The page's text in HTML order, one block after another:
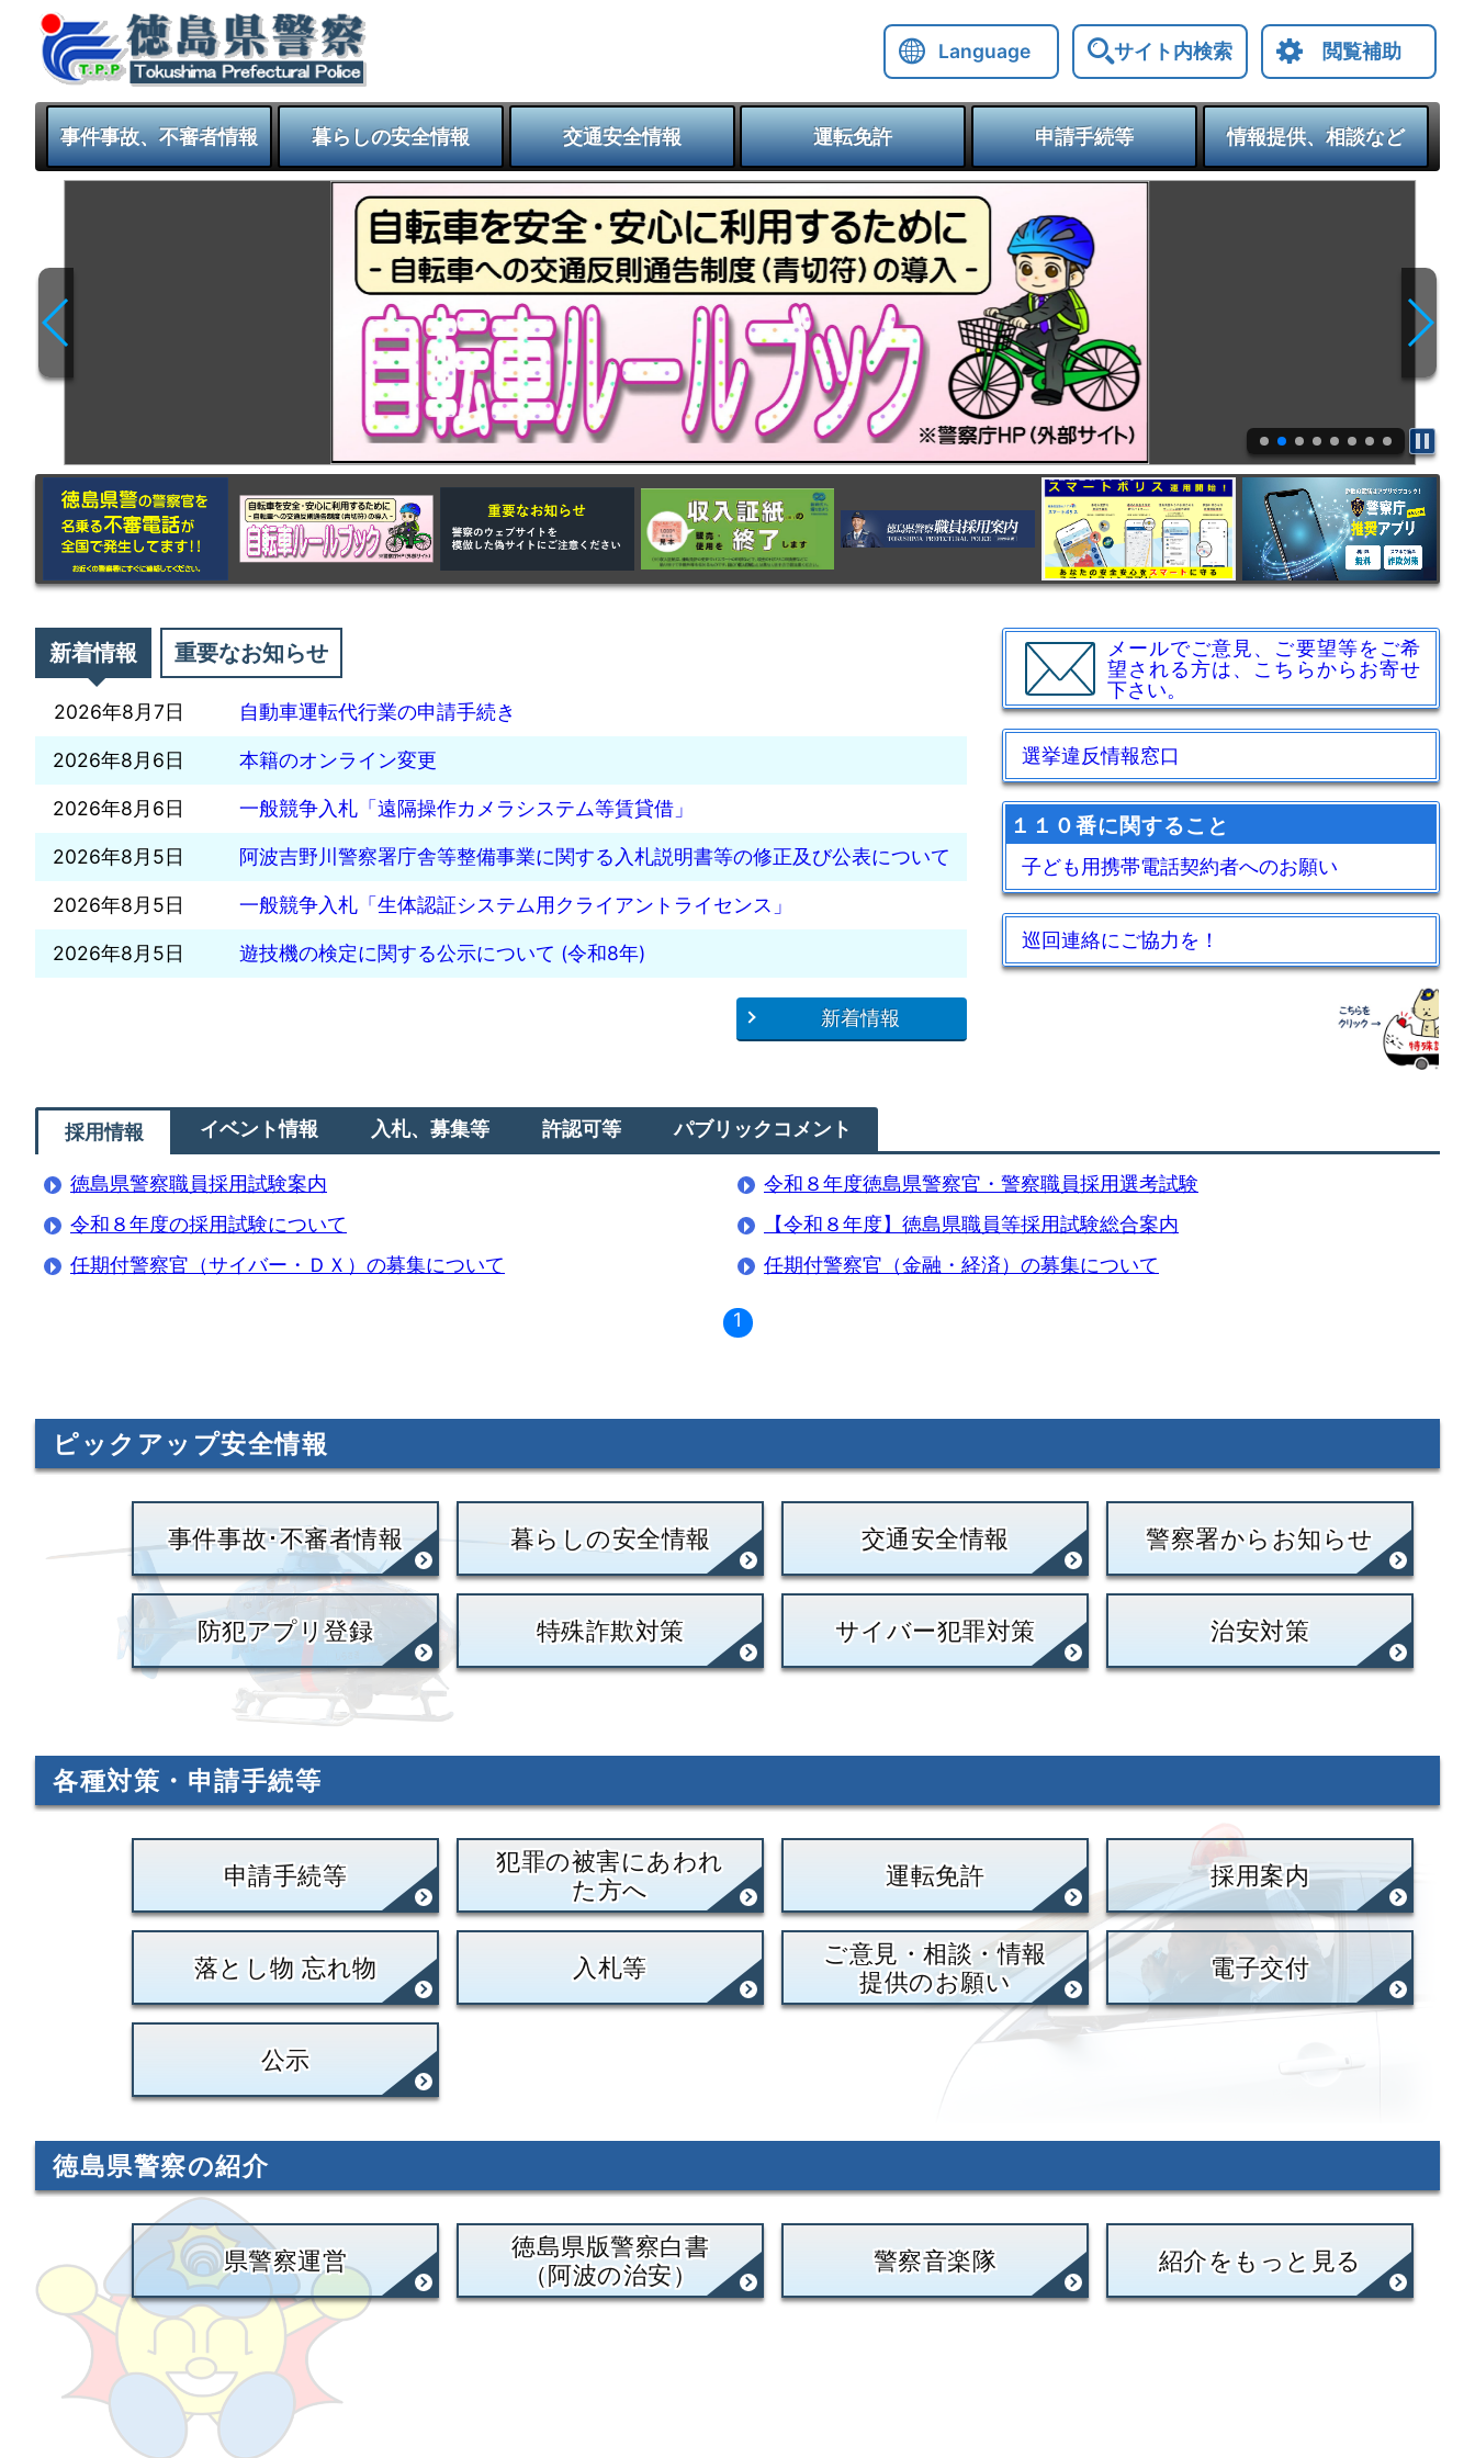
Language サイト内検索 閲覧補助
事件事故、不審者情報 暮らしの安全情報 交通安全情報 運転免許 申請手続等 情報提供、相談など
新着情報 重要なお知らせ
2026年8月7日 自動車運転代行業の申請手続き
2026年8月6日 本籍のオンライン変更
2026年8月6日 一般競争入札「遠隔操作カメラシステム等賃貸借」
2026年8月5日 阿波吉野川警察署庁舎等整備事業に関する入札説明書等の修正及び公表について
2026年8月5日 一般競争入札「生体認証システム用クライアントライセンス」
2026年8月5日 遊技機の検定に関する公示について (令和8年)
新着情報
メールでご意見、ご要望等をご希
望される方は、こちらからお寄せ
下さい。
選挙違反情報窓口
１１０番に関すること
子ども用携帯電話契約者へのお願い
巡回連絡にご協力を！
採用情報 イベント情報 入札、募集等 許認可等 パブリックコメント
徳島県警察職員採用試験案内
令和８年度徳島県警察官・警察職員採用選考試験
令和８年度の採用試験について
【令和８年度】徳島県職員等採用試験総合案内
任期付警察官（サイバー・ＤＸ）の募集について
任期付警察官（金融・経済）の募集について
1
ピックアップ安全情報
事件事故･不審者情報 暮らしの安全情報 交通安全情報 警察署からお知らせ
防犯アプリ登録 特殊詐欺対策 サイバー犯罪対策 治安対策
各種対策・申請手続等
申請手続等
犯罪の被害にあわれ
た方へ
運転免許 採用案内
落とし物 忘れ物 入札等
ご意見・相談・情報
提供のお願い
電子交付
公示
徳島県警察の紹介
県警察運営
徳島県版警察白書
（阿波の治安）
警察音楽隊 紹介をもっと見る